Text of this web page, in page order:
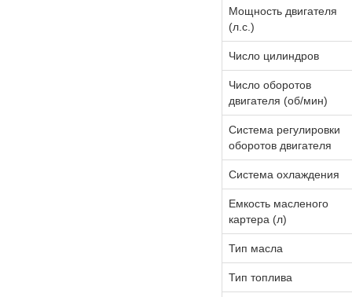
Мощность двигателя
(л.с.)
Число цилиндров
Число оборотов
двигателя (об/мин)
Система регулировки
оборотов двигателя
Система охлаждения
Емкость масленого
картера (л)
Тип масла
Тип топлива